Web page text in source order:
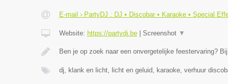
E-mail › PartyDJ : DJ • Discobar • Karaoke • Special
Website: https://partydj.be| Screenshot ▼
Ben je op zoek naar een onvergetelijke feestervaring?
dj, klank en licht, licht en geluid, karaoke, verhuur